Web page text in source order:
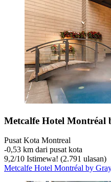
Metcalfe Hotel Montréal
Pusat Kota Montreal
‐0,53 km dari pusat kota
9,2/10 Istimewa! (2.791 ulasan)
Metcalfe Hotel Montréal by